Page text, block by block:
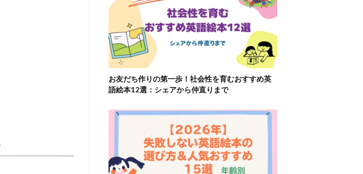
お友だち作りの第一歩！社会性を育むおすすめ英
語絵本12選：シェアから仲直りまで